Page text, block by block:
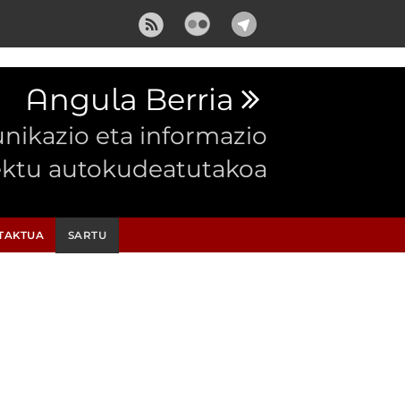
Angula Berria
eta informazio
autokudeatutakoa
SARTU